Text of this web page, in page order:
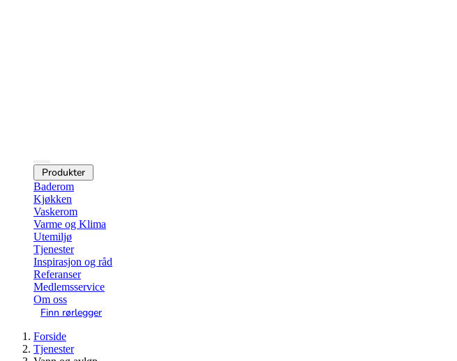
Produkter
Baderom
Kjøkken
Vaskerom
Varme og Klima
Utemiljø
Tjenester
Inspirasjon og råd
Referanser
Medlemsservice
Om oss
Finn rørlegger
Forside
Tjenester